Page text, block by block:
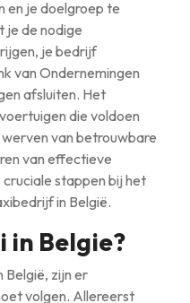
en je doelgroep te
je de nodige
je bedrijf
van Ondernemingen
afsluiten. Het
die voldoen
van betrouwbare
van effectieve
stappen bij het
in België.
in Belgie?
zijn er
volgen. Allereerst